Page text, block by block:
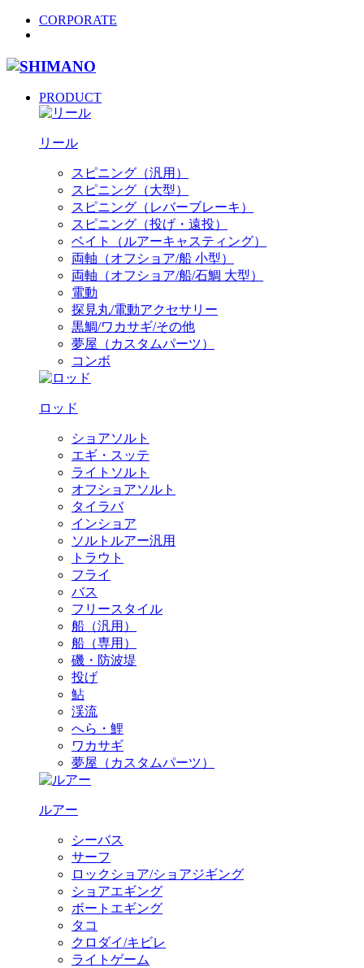
CORPORATE
PRODUCT
リール
スピニング（汎用）
スピニング（大型）
スピニング（レバーブレーキ）
スピニング（投げ・遠投）
ベイト（ルアーキャスティング）
両軸（オフショア/船 小型）
両軸（オフショア/船/石鯛 大型）
電動
探見丸/電動アクセサリー
黒鯛/ワカサギ/その他
夢屋（カスタムパーツ）
コンボ
ロッド
ショアソルト
エギ・スッテ
ライトソルト
オフショアソルト
タイラバ
インショア
ソルトルアー汎用
トラウト
フライ
バス
フリースタイル
船（汎用）
船（専用）
磯・防波堤
投げ
鮎
渓流
へら・鯉
ワカサギ
夢屋（カスタムパーツ）
ルアー
シーバス
サーフ
ロックショア/ショアジギング
ショアエギング
ボートエギング
タコ
クロダイ/キビレ
ライトゲーム